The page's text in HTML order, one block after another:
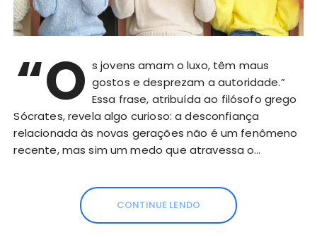
“O s jovens amam o luxo, têm maus
gostos e desprezam a autoridade.”
Essa frase, atribuída ao filósofo grego
Sócrates, revela algo curioso: a desconfiança
relacionada às novas gerações não é um fenômeno
recente, mas sim um medo que atravessa o…
CONTINUE LENDO